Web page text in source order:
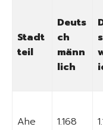
Stadt
teil
Deuts
ch
männ
lich
Ahe 1.168